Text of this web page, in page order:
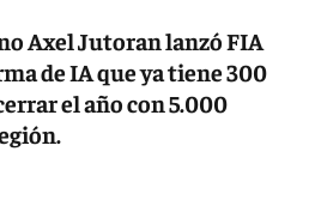
Axel Jutoran lanzó FIA
de IA que ya tiene 300
el año con 5.000